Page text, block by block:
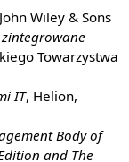
Wiley & Sons
Towarzystwa
IT, Helion,
Body of
and The